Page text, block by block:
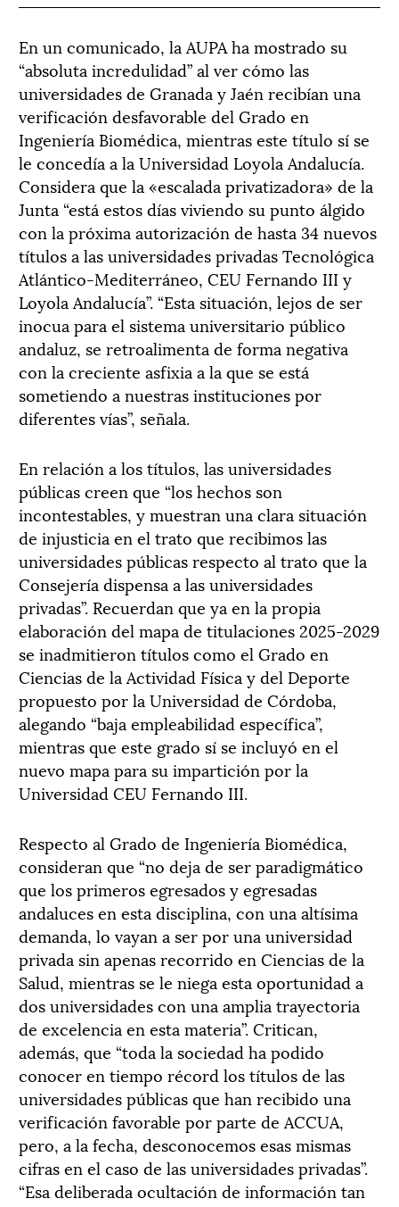
En un comunicado, la AUPA ha mostrado su
“absoluta incredulidad” al ver cómo las
universidades de Granada y Jaén recibían una
verificación desfavorable del Grado en
Ingeniería Biomédica, mientras este título sí se
le concedía a la Universidad Loyola Andalucía.
Considera que la «escalada privatizadora» de la
Junta “está estos días viviendo su punto álgido
con la próxima autorización de hasta 34 nuevos
títulos a las universidades privadas Tecnológica
Atlántico-Mediterráneo, CEU Fernando III y
Loyola Andalucía”. “Esta situación, lejos de ser
inocua para el sistema universitario público
andaluz, se retroalimenta de forma negativa
con la creciente asfixia a la que se está
sometiendo a nuestras instituciones por
diferentes vías”, señala.
En relación a los títulos, las universidades
públicas creen que “los hechos son
incontestables, y muestran una clara situación
de injusticia en el trato que recibimos las
universidades públicas respecto al trato que la
Consejería dispensa a las universidades
privadas”. Recuerdan que ya en la propia
elaboración del mapa de titulaciones 2025-2029
se inadmitieron títulos como el Grado en
Ciencias de la Actividad Física y del Deporte
propuesto por la Universidad de Córdoba,
alegando “baja empleabilidad específica”,
mientras que este grado sí se incluyó en el
nuevo mapa para su impartición por la
Universidad CEU Fernando III.
Respecto al Grado de Ingeniería Biomédica,
consideran que “no deja de ser paradigmático
que los primeros egresados y egresadas
andaluces en esta disciplina, con una altísima
demanda, lo vayan a ser por una universidad
privada sin apenas recorrido en Ciencias de la
Salud, mientras se le niega esta oportunidad a
dos universidades con una amplia trayectoria
de excelencia en esta materia”. Critican,
además, que “toda la sociedad ha podido
conocer en tiempo récord los títulos de las
universidades públicas que han recibido una
verificación favorable por parte de ACCUA,
pero, a la fecha, desconocemos esas mismas
cifras en el caso de las universidades privadas”.
“Esa deliberada ocultación de información tan